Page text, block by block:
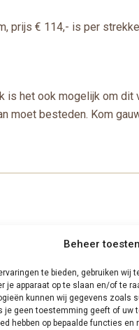
Beheer
te bieden, gebruiken wij
je apparaat op te slaan en/of te
kunnen wij gegevens zoals
je geen toestemming geeft of uw
hebben op bepaalde functies en
prijs € 114,- is per
is het ook mogelijk om dit
moet besteden. Kom